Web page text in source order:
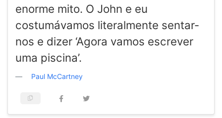
enorme mito. O John e eu
costumávamos literalmente sentar-
nos e dizer ‘Agora vamos escrever
uma piscina’.
Paul McCartney